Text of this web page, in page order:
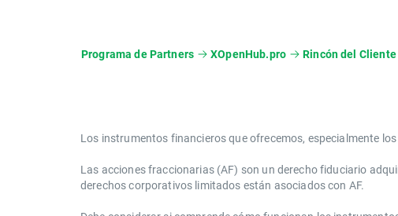
Programa de Partners XOpenHub.pro Rincón del Cliente
Los instrumentos financieros que ofrecemos, especialmente
Las acciones fraccionarias (AF) son un derecho fiduciario
derechos corporativos limitados están asociados con AF.